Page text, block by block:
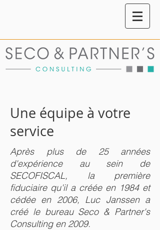
Une équipe à votre
service
Après plus de 25 années
d'expérience au sein de
SECOFISCAL, la première
fiduciaire qu'il a créée en 1984 et
cédée en 2006, Luc Janssen a
créé le bureau Seco & Partner's
Consulting en 2009.